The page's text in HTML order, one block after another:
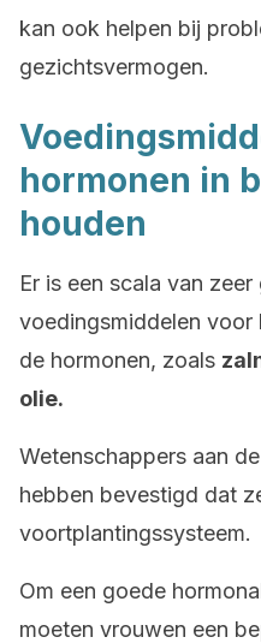
kan ook helpen bij
gezichtsvermogen.
hormonen in
houden
Er is een scala van
voedingsmiddelen voor
de hormonen, zoals
olie.
Wetenschappers aan
hebben bevestigd dat
voortplantingssysteem.
Om een goede
moeten vrouwen een